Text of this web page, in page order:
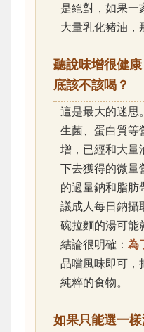
是絕對，如果一
大量乳化豬油，
聽說味增很健
底該不該喝？
這是最大的迷思
生菌、蛋白質等
增，已經和大量
下去獲得的微量
的過量鈉和脂肪
議成人每日鈉
碗拉麵的湯可能
結論很明確： 為
品嚐風味即可，
純粹的食物。
如果只能選一